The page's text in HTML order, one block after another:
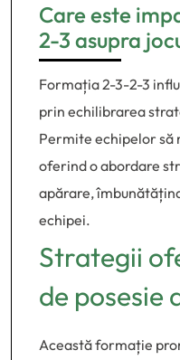
Care este
2-3 asupra
Formația 2-3-2-3
prin echilibrarea
Permite echipelor să
oferind o abordare
apărare,
echipei.
Strategii
de posesie
Această formație